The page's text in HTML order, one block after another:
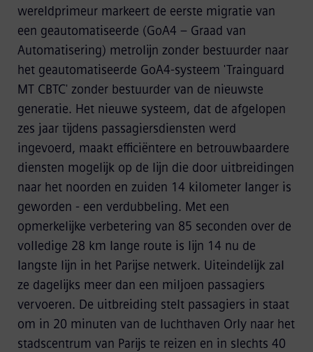
wereldprimeur markeert de eerste migratie van
een geautomatiseerde (GoA4 – Graad van
Automatisering) metrolijn zonder bestuurder naar
het geautomatiseerde GoA4-systeem 'Trainguard
MT CBTC' zonder bestuurder van de nieuwste
generatie. Het nieuwe systeem, dat de afgelopen
zes jaar tijdens passagiersdiensten werd
ingevoerd, maakt efficiëntere en betrouwbaardere
diensten mogelijk op de lijn die door uitbreidingen
naar het noorden en zuiden 14 kilometer langer is
geworden - een verdubbeling. Met een
opmerkelijke verbetering van 85 seconden over de
volledige 28 km lange route is lijn 14 nu de
langste lijn in het Parijse netwerk. Uiteindelijk zal
ze dagelijks meer dan een miljoen passagiers
vervoeren. De uitbreiding stelt passagiers in staat
om in 20 minuten van de luchthaven Orly naar het
stadscentrum van Parijs te reizen en in slechts 40